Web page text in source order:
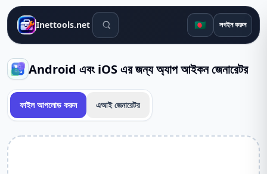
Inettools.net সার্চ টুলস 🇧🇩 লগইন করুন
Android এবং iOS এর জন্য অ্যাপ আইকন জেনারেটর
ফাইল আপলোড করুন এআই জেনারেটর